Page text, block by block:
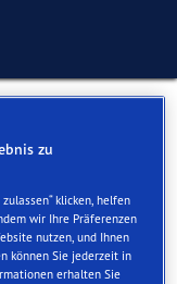
zu
klicken, helfen
wir Ihre Präferenzen
nutzen, und Ihnen
können Sie jederzeit in
erhalten Sie